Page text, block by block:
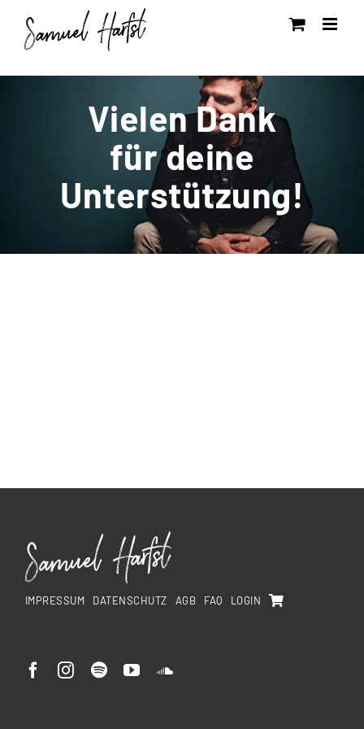
Inhalt
Vielen Dank
für deine
Unterstützung!
IMPRESSUM DATENSCHUTZ AGB FAQ LOGIN